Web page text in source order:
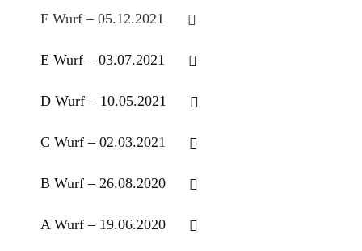
F Wurf – 05.12.2021
E Wurf – 03.07.2021
D Wurf – 10.05.2021
C Wurf – 02.03.2021
B Wurf – 26.08.2020
A Wurf – 19.06.2020